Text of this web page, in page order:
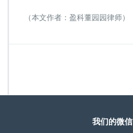
（本文作者：盈科董园园律师）
我们的微信